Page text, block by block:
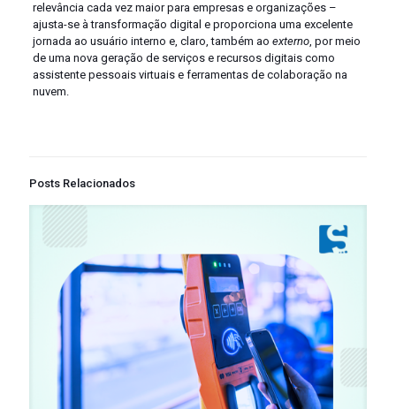
relevância cada vez maior para empresas e organizações –
ajusta-se à transformação digital e proporciona uma excelente
jornada ao usuário interno e, claro, também ao externo, por meio
de uma nova geração de serviços e recursos digitais como
assistente pessoais virtuais e ferramentas de colaboração na
nuvem.
Posts Relacionados